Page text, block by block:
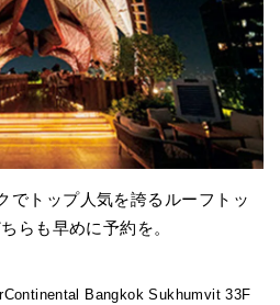
でトップ人気を誇るルーフトッ
らも早めに予約を。
Bangkok Sukhumvit 33F